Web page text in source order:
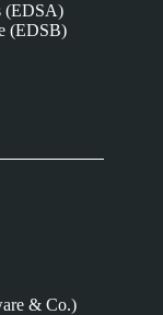
(EDSA)
(EDSB)
& Co.)